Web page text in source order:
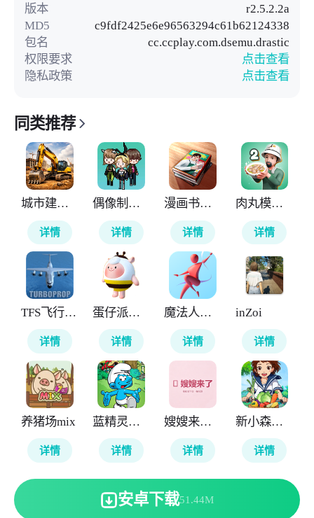
版本
r2.5.2.2a
MD5
c9fdf2425e6e96563294c61b62124338
包名
cc.ccplay.com.dsemu.drastic
权限要求
点击查看
隐私政策
点击查看
同类推荐
城市建筑模拟26
详情
偶像制作人
详情
漫画书店模拟器
详情
肉丸模拟器2
详情
TFS飞行模拟器涂装版本
详情
蛋仔派对抽奖模拟器
详情
魔法人形师
详情
inZoi
详情
养猪场mix
详情
蓝精灵村庄
详情
嫂嫂来了模拟器
详情
新小森生活台服
详情
安卓下载51.44M